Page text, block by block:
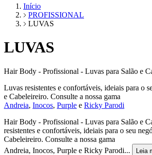
Início
PROFISSIONAL
LUVAS
LUVAS
Hair Body - Profissional - Luvas para Salão e
Luvas resistentes e confortáveis, ideiais para o
e Cabeleireiro. Consulte a nossa gama
Andreia, Inocos, Purple e Ricky Parodi
Hair Body - Profissional - Luvas para Salão e
resistentes e confortáveis, ideiais para o seu
Cabeleireiro. Consulte a nossa gama
Andreia, Inocos, Purple e Ricky Parodi...
Leia